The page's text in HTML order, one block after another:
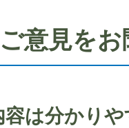
意見を
容は分かり